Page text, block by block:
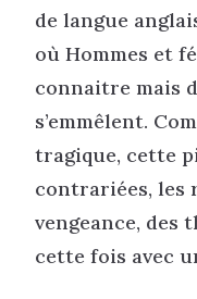
de langue
où Hommes et
connaitre mais
s’emmêlent.
tragique, cette
contrariées, les
vengeance, des
cette fois avec